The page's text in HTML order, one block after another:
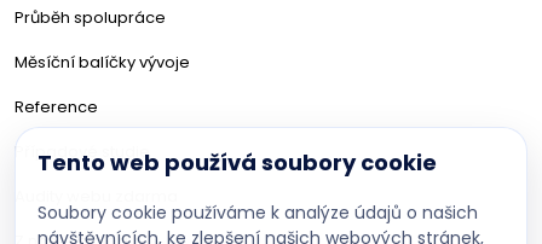
Průběh spolupráce
Měsíční balíčky vývoje
Reference
Případové studie
Tento web používá soubory cookie
Soubory cookie používáme k analýze údajů o našich
návštěvnících, ke zlepšení našich webových stránek,